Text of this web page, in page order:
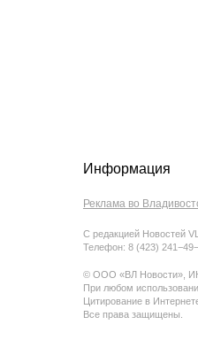
Информация
Реклама во
С редакцией Новостей
Телефон: 8 (423)
© ООО «ВЛ Новости»,
При любом
Цитирование в
Все права защищены.